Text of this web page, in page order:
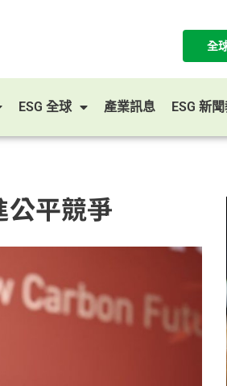
全
ESG 全球 產業訊息 ESG 新
平競爭